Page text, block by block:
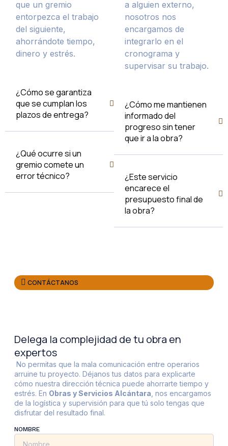
que un gremio
entorpezca el trabajo
del siguiente,
ahorrándote tiempo,
dinero y estrés.
¿Cómo se garantiza
que se cumplan los
plazos de entrega?
¿Qué ocurre si un
gremio comete un
error técnico?
a alguien externo,
nosotros nos
encargamos de
integrarlo en el
cronograma y
supervisar su trabajo.
¿Cómo me mantienen
informado del
progreso sin tener
que ir a la obra?
¿Este servicio
encarece el
presupuesto final de
la obra?
CONTÁCTANOS
Delega la complejidad de tu obra en
expertos
No permitas que la mala comunicación entre operarios
arruine tu proyecto. Déjanos tus datos para explicarte
cómo nuestra dirección técnica puede ahorrarte tiempo y
estrés. En Obras y Servicios Alcántara , nos encargamos
de la logística y supervisión para que tú solo tengas que
disfrutar del resultado final.
NOMBRE